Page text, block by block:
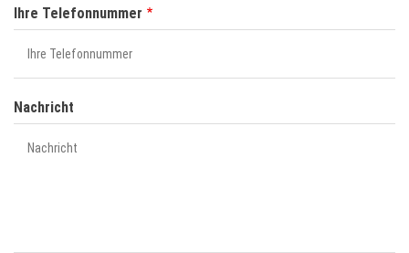
Ihre Telefonnummer
Nachricht